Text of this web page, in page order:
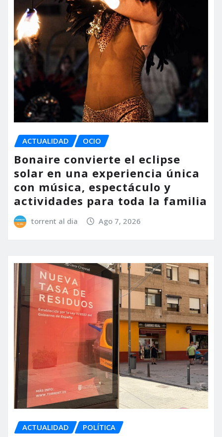
ACTUALIDAD OCIO
Bonaire convierte el eclipse
solar en una experiencia única
con música, espectáculo y
actividades para toda la familia
torrent al dia Ago 7, 2026
ACTUALIDAD POLÍTICA